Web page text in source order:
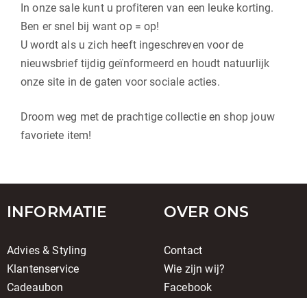
In onze sale kunt u profiteren van een leuke korting.
Ben er snel bij want op = op!
U wordt als u zich heeft ingeschreven voor de
nieuwsbrief tijdig geïnformeerd en houdt natuurlijk
onze site in de gaten voor sociale acties.
Droom weg met de prachtige collectie en shop jouw
favoriete item!
INFORMATIE
Advies & Styling
Klantenservice
Cadeaubon
OVER ONS
Contact
Wie zijn wij?
Facebook